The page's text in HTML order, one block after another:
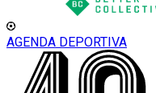
AGENDA DEPORTIVA